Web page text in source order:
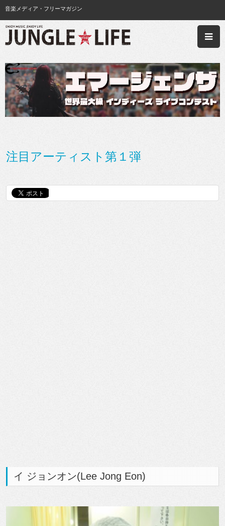
音楽メディア・フリーマガジン
注目アーティスト第１弾
イ ジョンオン(Lee Jong Eon)